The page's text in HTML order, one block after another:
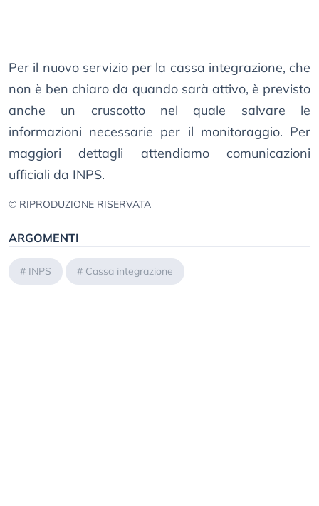
Per il nuovo servizio per la cassa integrazione, che
non è ben chiaro da quando sarà attivo, è previsto
anche un cruscotto nel quale salvare le
informazioni necessarie per il monitoraggio. Per
maggiori dettagli attendiamo comunicazioni
ufficiali da INPS.
© RIPRODUZIONE RISERVATA
ARGOMENTI
# INPS # Cassa integrazione